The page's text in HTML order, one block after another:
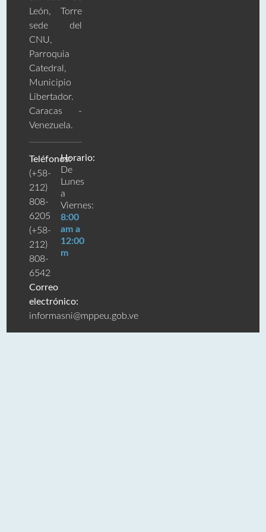
León, Torre
sede del
CNU,
Parroquia
Catedral,
Municipio
Libertador.
Caracas -
Venezuela.
Teléfonos:
(+58-
212)
808-
6205
(+58-
212)
808-
6542
Correo
electrónico:
informasni@mppeu.gob.ve
Horario:
De
Lunes
a
Viernes:
8:00
am a
12:00
m